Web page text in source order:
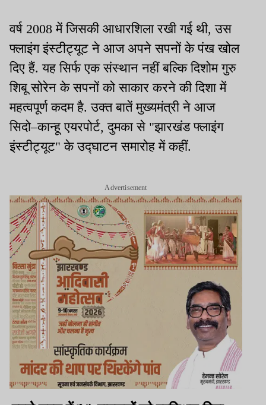
वर्ष 2008 में जिसकी आधारशिला रखी गई थी, उस
फ्लाइंग इंस्टीट्यूट ने आज अपने सपनों के पंख खोल
दिए हैं. यह सिर्फ एक संस्थान नहीं बल्कि दिशोम गुरु
शिबू सोरेन के सपनों को साकार करने की दिशा में
महत्वपूर्ण कदम है. उक्त बातें मुख्यमंत्री ने आज
सिदो–कान्हू एयरपोर्ट, दुमका से "झारखंड फ्लाइंग
इंस्टीट्यूट" के उद्घाटन समारोह में कहीं.
Advertisement